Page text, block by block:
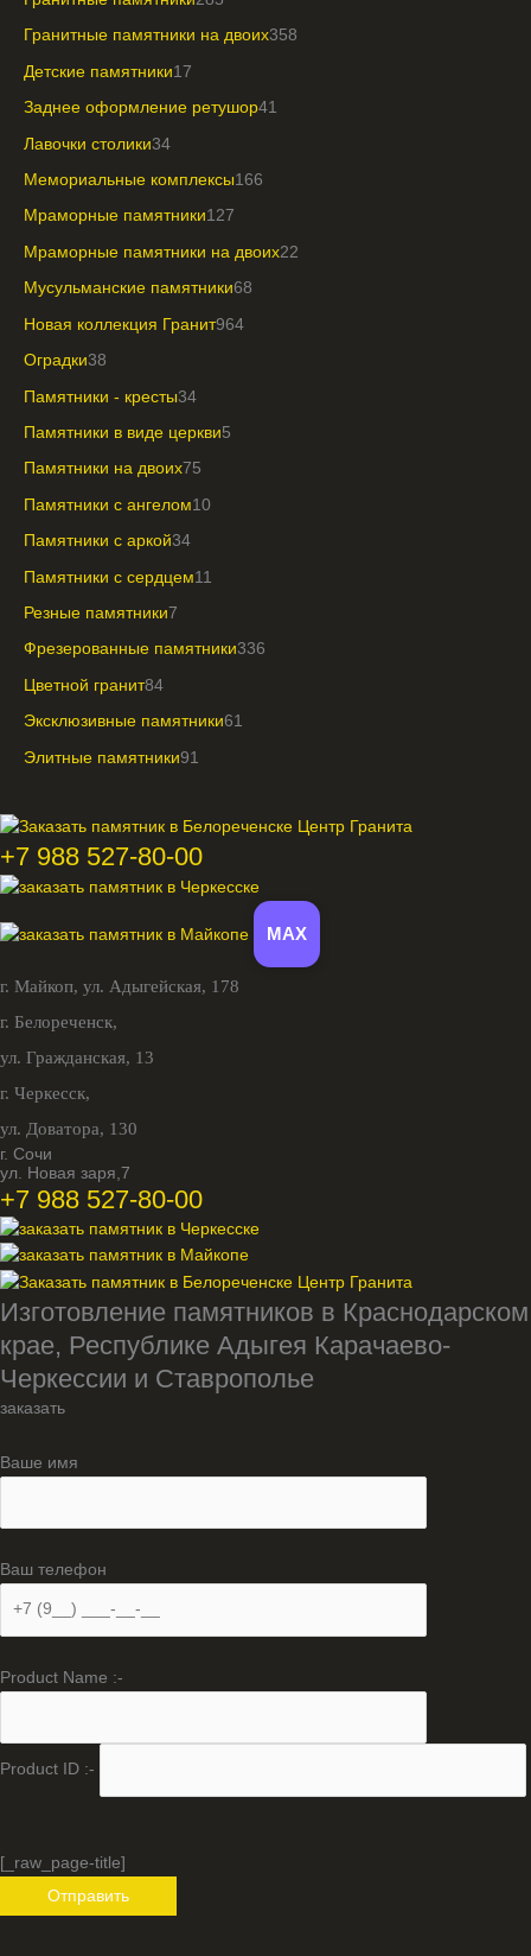
Гранитные памятники на двоих358
Детские памятники17
Заднее оформление ретушор41
Лавочки столики34
Мемориальные комплексы166
Мраморные памятники127
Мраморные памятники на двоих22
Мусульманские памятники68
Новая коллекция Гранит964
Оградки38
Памятники - кресты34
Памятники в виде церкви5
Памятники на двоих75
Памятники с ангелом10
Памятники с аркой34
Памятники с сердцем11
Резные памятники7
Фрезерованные памятники336
Цветной гранит84
Эксклюзивные памятники61
Элитные памятники91
+7 988 527-80-00
MAX
г. Майкоп, ул. Адыгейская, 178
г. Белореченск,
ул. Гражданская, 13
г. Черкесск,
ул. Доватора, 130
г. Сочи
ул. Новая заря,7
+7 988 527-80-00
Изготовление памятников в Краснодарском
крае, Республике Адыгея Карачаево-
Черкессии и Ставрополье
заказать
Ваше имя
Ваш телефон
Product Name :-
Product ID :-
[_raw_page-title]